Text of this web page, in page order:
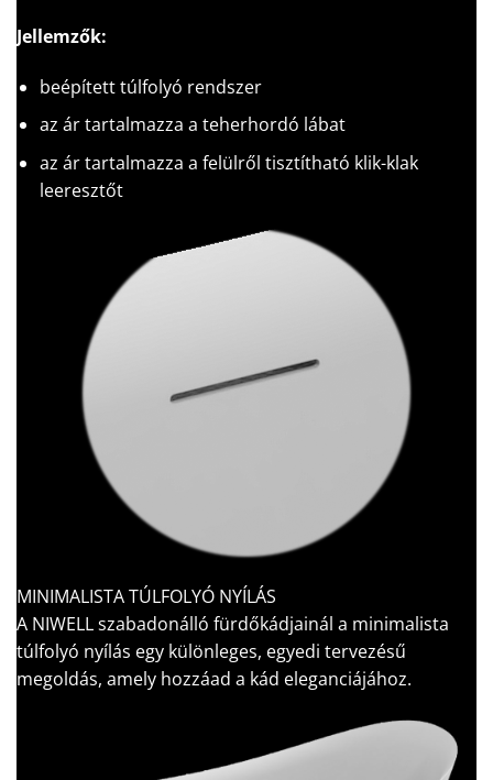
Jellemzők:
beépített túlfolyó rendszer
az ár tartalmazza a teherhordó lábat
az ár tartalmazza a felülről tisztítható klik-klak
leeresztőt
MINIMALISTA TÚLFOLYÓ NYÍLÁS
A NIWELL szabadonálló fürdőkádjainál a minimalista
túlfolyó nyílás egy különleges, egyedi tervezésű
megoldás, amely hozzáad a kád eleganciájához.